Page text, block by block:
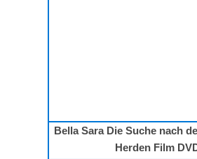
Bella Sara Die Suche nach
Herden Film